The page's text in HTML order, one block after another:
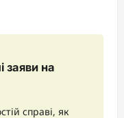
заяви на
справі, як